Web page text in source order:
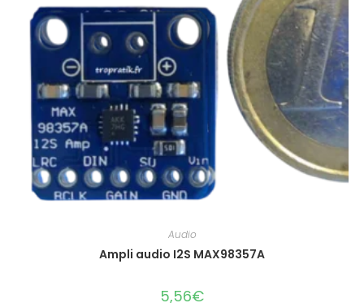
Audio
Ampli audio I2S MAX98357A
5,56€